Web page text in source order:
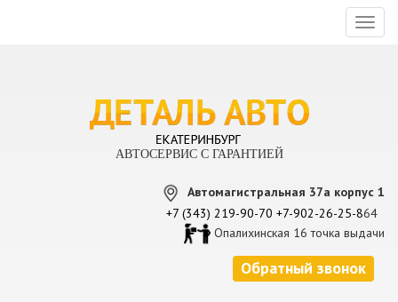
АВТОСЕРВИС С ГАРАНТИЕЙ
Автомагистральная 37а корпус 1
+7 (343) 219-90-70 +7-902-26-25-864
Опалихинская 16 точка выдачи
Обратный звонок